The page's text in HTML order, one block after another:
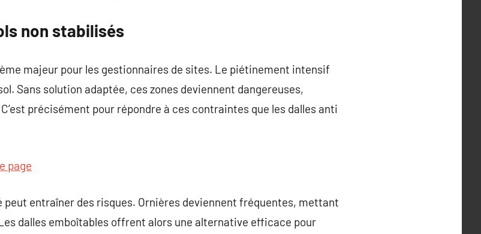
non stabilisés
majeur pour les gestionnaires de sites. Le piétinement intensif
Sans solution adaptée, ces zones deviennent dangereuses,
précisément pour répondre à ces contraintes que les dalles anti
page
peut entraîner des risques. Ornières deviennent fréquentes, mettant
dalles emboîtables offrent alors une alternative efficace pour